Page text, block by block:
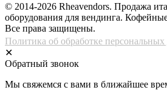
© 2014-2026 Rheavendors. Продажа
оборудования для вендинга.
Все права защищены.
Политика об обработке
✕
Обратный звонок
Мы свяжемся с вами в ближайшее